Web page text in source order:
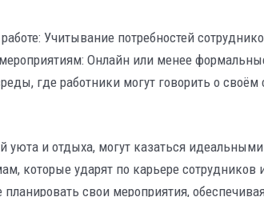
Учитывание потребностей
Онлайн или менее
где работники могут говорить о
уюта и отдыха, могут казаться
которые ударят по карьере
свои мероприятия,